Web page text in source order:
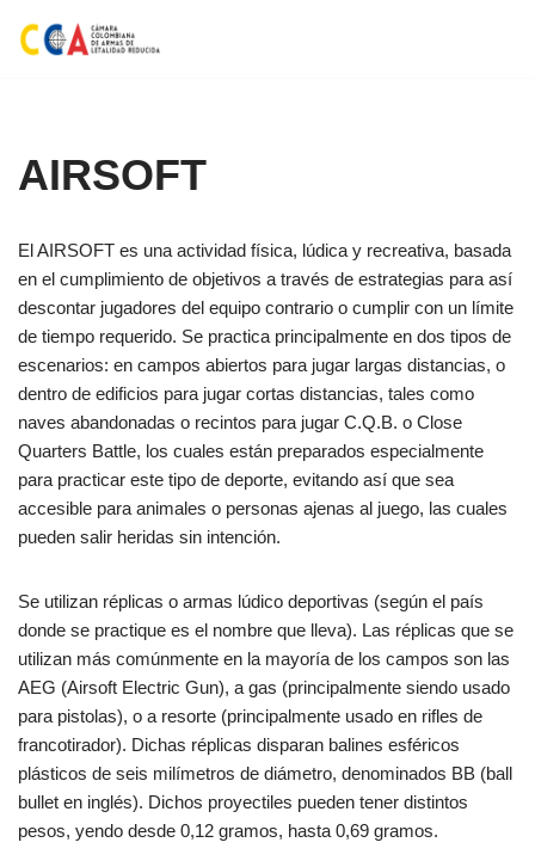
AIRSOFT
El AIRSOFT es una actividad física, lúdica y recreativa, basada
en el cumplimiento de objetivos a través de estrategias para así
descontar jugadores del equipo contrario o cumplir con un límite
de tiempo requerido. Se practica principalmente en dos tipos de
escenarios: en campos abiertos para jugar largas distancias, o
dentro de edificios para jugar cortas distancias, tales como
naves abandonadas o recintos para jugar C.Q.B. o Close
Quarters Battle, los cuales están preparados especialmente
para practicar este tipo de deporte, evitando así que sea
accesible para animales o personas ajenas al juego, las cuales
pueden salir heridas sin intención.
Se utilizan réplicas o armas lúdico deportivas (según el país
donde se practique es el nombre que lleva). Las réplicas que se
utilizan más comúnmente en la mayoría de los campos son las
AEG (Airsoft Electric Gun), a gas (principalmente siendo usado
para pistolas), o a resorte (principalmente usado en rifles de
francotirador). Dichas réplicas disparan balines esféricos
plásticos de seis milímetros de diámetro, denominados BB (ball
bullet en inglés). Dichos proyectiles pueden tener distintos
pesos, yendo desde 0,12 gramos, hasta 0,69 gramos.